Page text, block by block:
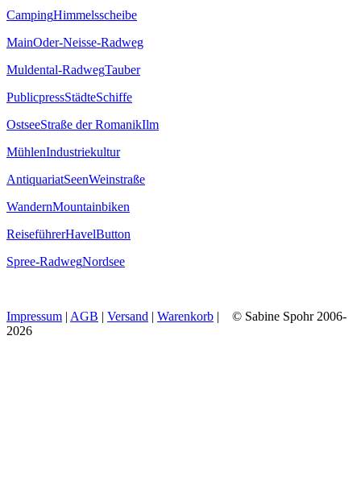
CampingHimmelsscheibe
MainOder-Neisse-Radweg
Muldental-RadwegTauber
PublicpressStädteSchiffe
OstseeStraße der RomanikIlm
MühlenIndustriekultur
AntiquariatSeenWeinstraße
WandernMountainbiken
ReiseführerHavelButton
Spree-RadwegNordsee
Impressum | AGB | Versand | Warenkorb | © Sabine Spohr 2006-
2026